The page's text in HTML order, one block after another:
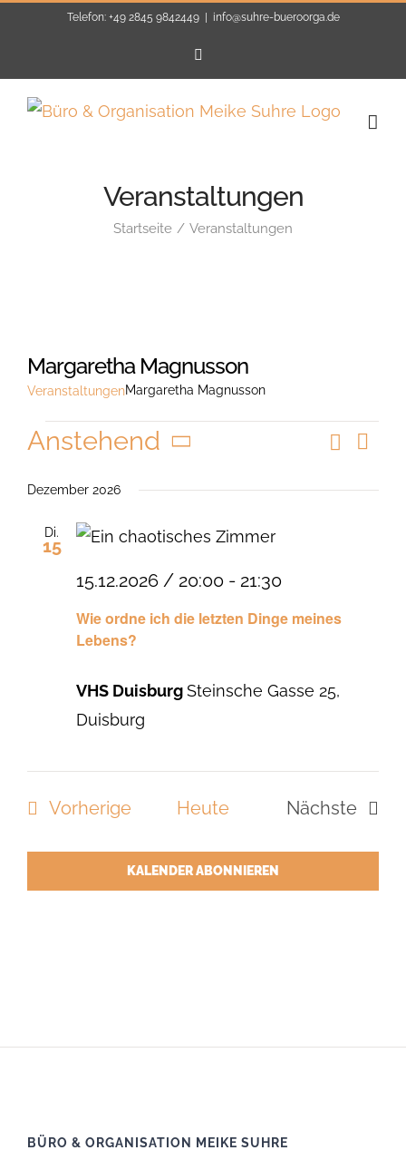
Telefon: +49 2845 9842449 info@suhre-bueroorga.de
Veranstaltungen
Startseite Veranstaltungen
Margaretha Magnusson
VeranstaltungenMargaretha Magnusson
Veranstaltungen
Suche
Suche
Liste
Anstehend
wählen.
Dezember 2026
Di.
15
Wie ordne ich die letzten Dinge meines
Lebens?
15.12.2026 / 20:00 - 21:30
VHS DuisburgSteinsche Gasse 25,
Duisburg
VorherigeVeranstaltungen
Heute
Nächste
KALENDER ABONNIEREN
BÜRO & ORGANISATION MEIKE SUHRE